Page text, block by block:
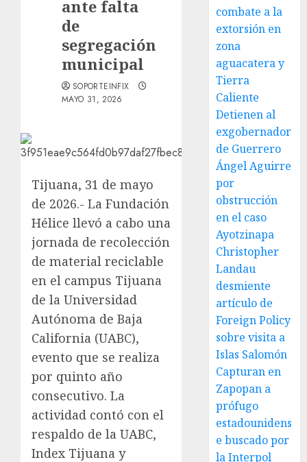
ante falta
de
segregación
municipal
SOPORTEINFIX
MAYO 31, 2026
Tijuana, 31 de mayo
de 2026.- La Fundación
Hélice llevó a cabo una
jornada de recolección
de material reciclable
en el campus Tijuana
de la Universidad
Autónoma de Baja
California (UABC),
evento que se realiza
por quinto año
consecutivo. La
actividad contó con el
respaldo de la UABC,
Index Tijuana y
combate a la
extorsión en
zona
aguacatera y
Tierra
Caliente
Detienen al
exgobernador
de Guerrero
Ángel Aguirre
por
obstrucción
en el caso
Ayotzinapa
Christopher
Landau
desmiente
artículo de
Foreign Policy
sobre visita a
Islas Salomón
Capturan en
Zapopan a
prófugo
estadounidens
e buscado por
la Interpol